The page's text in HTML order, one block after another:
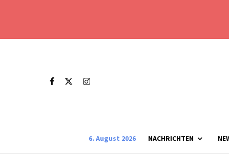
6. August 2026 NACHRICHTEN